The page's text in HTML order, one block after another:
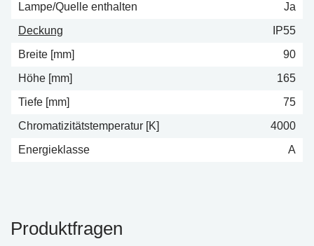
Lampe/Quelle enthalten
Ja
Deckung
IP55
Breite [mm]
90
Höhe [mm]
165
Tiefe [mm]
75
Chromatizitätstemperatur [K]
4000
Energieklasse
A
Produktfragen